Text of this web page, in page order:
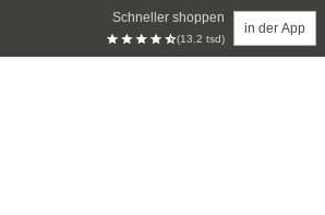
Schneller shoppen
(13.2 tsd)
in der App